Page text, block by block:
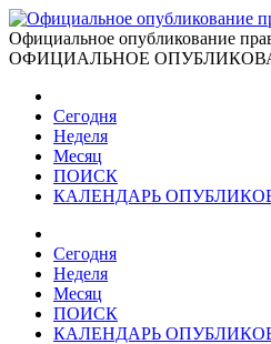
Официальное опубликование
ОФИЦИАЛЬНОЕ
Сегодня
Неделя
Месяц
ПОИСК
КАЛЕНДАРЬ
Сегодня
Неделя
Месяц
ПОИСК
КАЛЕНДАРЬ